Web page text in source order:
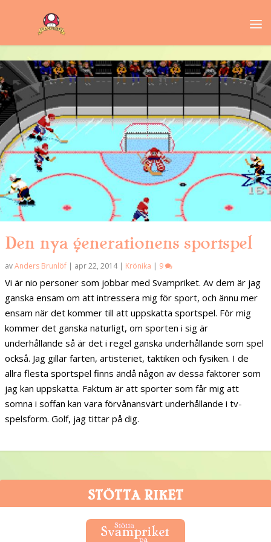
Den nya generationens sportspel
avAnders Brunlöf | apr 22, 2014| Krönika | 9
Vi är nio personer som jobbar med Svampriket. Av dem är jag
ganska ensam om att intressera mig för sport, och ännu mer
ensam när det kommer till att uppskatta sportspel. För mig
kommer det ganska naturligt, om sporten i sig är
underhållande så är det i regel ganska underhållande som spel
också. Jag gillar farten, artisteriet, taktiken och fysiken. I de
allra flesta sportspel finns ändå någon av dessa faktorer som
jag kan uppskatta. Faktum är att sporter som får mig att
somna i soffan kan vara förvånansvärt underhållande i tv-
spelsform. Golf, jag tittar på dig.
STÖTTA RIKET